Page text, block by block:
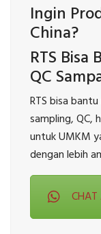
Ingin
China?
RTS
QC
RTS bisa
sampling, QC,
untuk UMKM
dengan lebih